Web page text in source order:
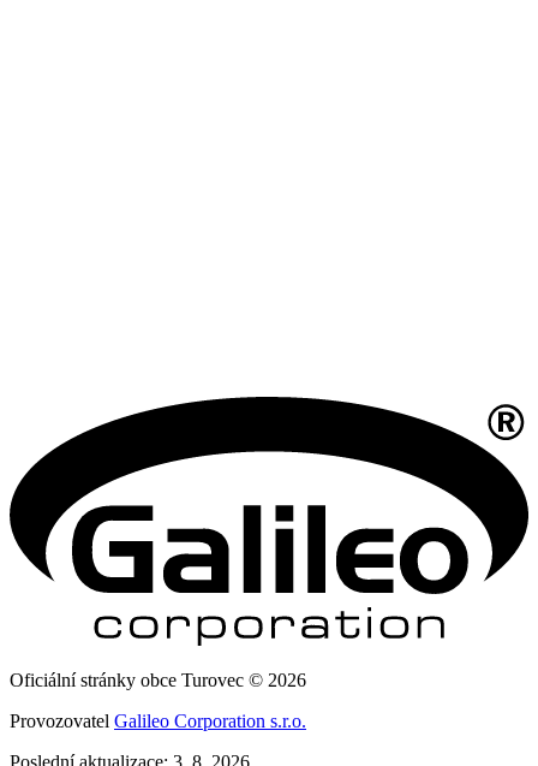
Oficiální stránky obce Turovec © 2026
Provozovatel Galileo Corporation s.r.o.